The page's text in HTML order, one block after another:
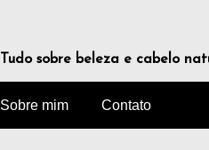
Tudo sobre beleza e cabelo
Sobre mim Contato